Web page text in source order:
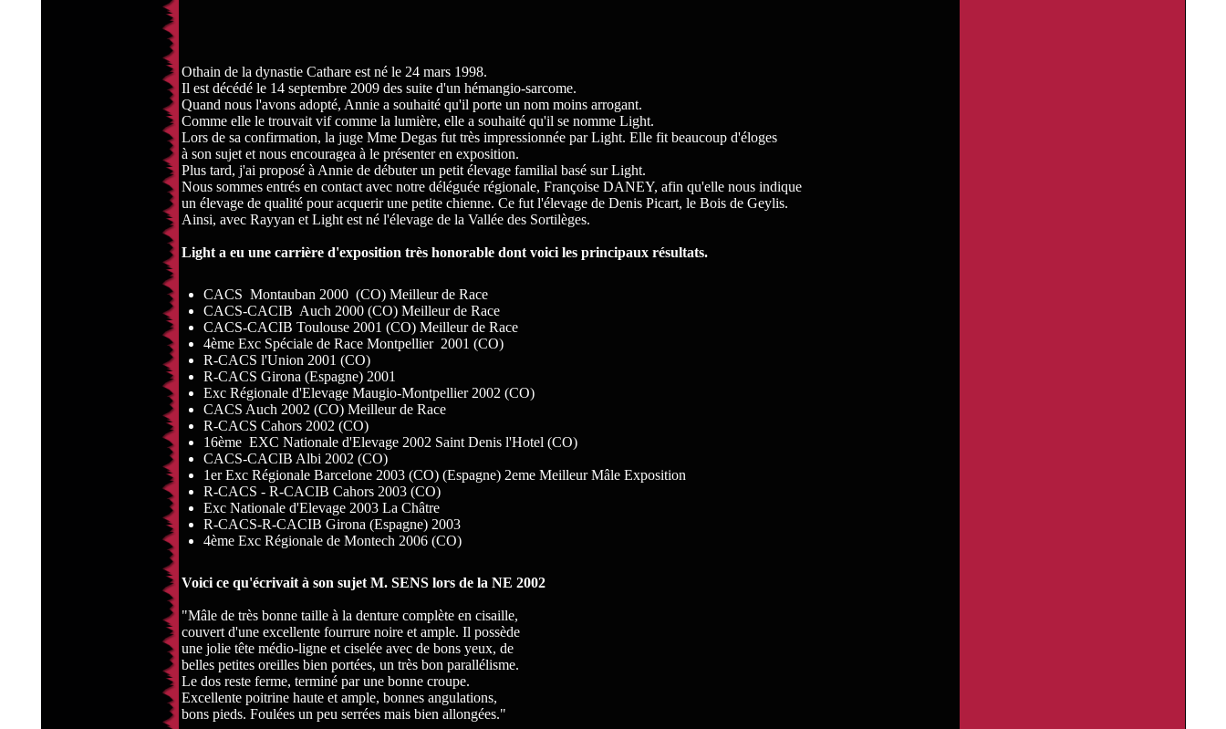
Othain de la dynastie Cathare est né le 24 mars 1998.
Il est décédé le 14 septembre 2009 des suite d'un hémangio-sarcome.
Quand nous l'avons adopté, Annie a souhaité qu'il porte un nom moins arrogant.
Comme elle le trouvait vif comme la lumière, elle a souhaité qu'il se nomme Light.
Lors de sa confirmation, la juge Mme Degas fut très impressionnée par Light. Elle fit beaucoup d'éloges
à son sujet et nous encouragea à le présenter en exposition.
Plus tard, j'ai proposé à Annie de débuter un petit élevage familial basé sur Light.
Nous sommes entrés en contact avec notre déléguée régionale, Françoise DANEY, afin qu'elle nous indique
un élevage de qualité pour acquerir une petite chienne. Ce fut l'élevage de Denis Picart, le Bois de Geylis.
Ainsi, avec Rayyan et Light est né l'élevage de la Vallée des Sortilèges.
Light a eu une carrière d'exposition très honorable dont voici les principaux résultats.
CACS Montauban 2000 (CO) Meilleur de Race
CACS-CACIB Auch 2000 (CO) Meilleur de Race
CACS-CACIB Toulouse 2001 (CO) Meilleur de Race
4ème Exc Spéciale de Race Montpellier 2001 (CO)
R-CACS l'Union 2001 (CO)
R-CACS Girona (Espagne) 2001
Exc Régionale d'Elevage Maugio-Montpellier 2002 (CO)
CACS Auch 2002 (CO) Meilleur de Race
R-CACS Cahors 2002 (CO)
16ème EXC Nationale d'Elevage 2002 Saint Denis l'Hotel (CO)
CACS-CACIB Albi 2002 (CO)
1er Exc Régionale Barcelone 2003 (CO) (Espagne) 2eme Meilleur Mâle Exposition
R-CACS - R-CACIB Cahors 2003 (CO)
Exc Nationale d'Elevage 2003 La Châtre
R-CACS-R-CACIB Girona (Espagne) 2003
4ème Exc Régionale de Montech 2006 (CO)
Voici ce qu'écrivait à son sujet M. SENS lors de la NE 2002
"Mâle de très bonne taille à la denture complète en cisaille,
couvert d'une excellente fourrure noire et ample. Il possède
une jolie tête médio-ligne et ciselée avec de bons yeux, de
belles petites oreilles bien portées, un très bon parallélisme.
Le dos reste ferme, terminé par une bonne croupe.
Excellente poitrine haute et ample, bonnes angulations,
bons pieds. Foulées un peu serrées mais bien allongées."